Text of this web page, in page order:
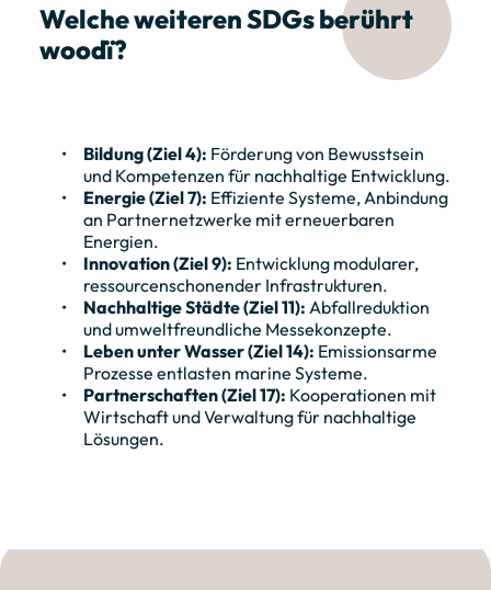
Welche weiteren SDGs berührt
woodï?
Bildung (Ziel 4): Förderung von Bewusstsein
und Kompetenzen für nachhaltige Entwicklung.
Energie (Ziel 7): Effiziente Systeme, Anbindung
an Partnernetzwerke mit erneuerbaren
Energien.
Innovation (Ziel 9): Entwicklung modularer,
ressourcenschonender Infrastrukturen.
Nachhaltige Städte (Ziel 11): Abfallreduktion
und umweltfreundliche Messekonzepte.
Leben unter Wasser (Ziel 14): Emissionsarme
Prozesse entlasten marine Systeme.
Partnerschaften (Ziel 17): Kooperationen mit
Wirtschaft und Verwaltung für nachhaltige
Lösungen.